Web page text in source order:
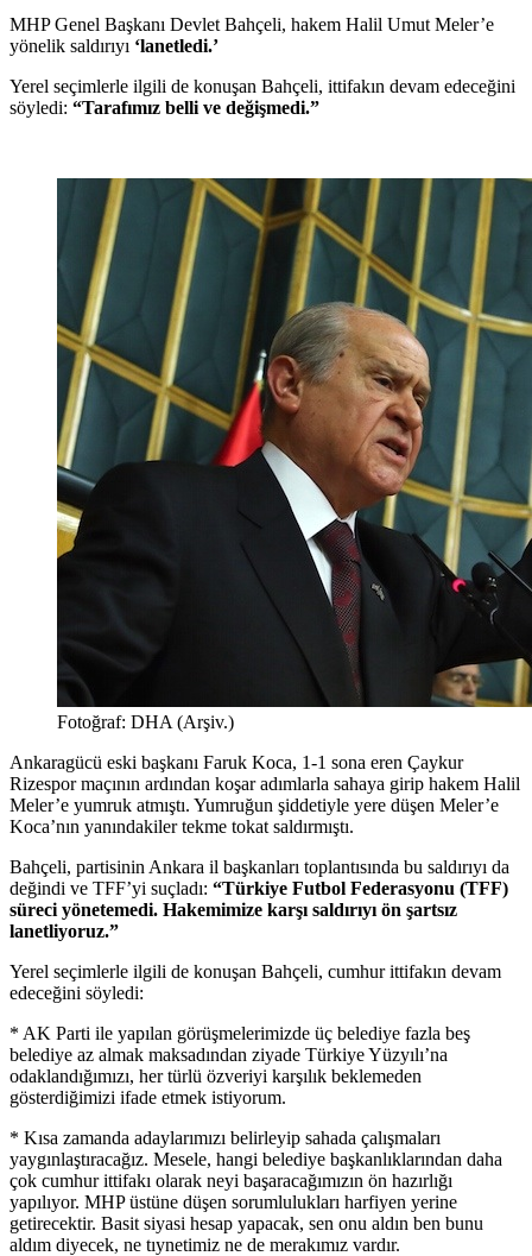
MHP Genel Başkanı Devlet Bahçeli, hakem Halil Umut Meler’e
yönelik saldırıyı ‘lanetledi.’
Yerel seçimlerle ilgili de konuşan Bahçeli, ittifakın devam edeceğini
söyledi: “Tarafımız belli ve değişmedi.”
Fotoğraf: DHA (Arşiv.)
Ankaragücü eski başkanı Faruk Koca, 1-1 sona eren Çaykur
Rizespor maçının ardından koşar adımlarla sahaya girip hakem Halil
Meler’e yumruk atmıştı. Yumruğun şiddetiyle yere düşen Meler’e
Koca’nın yanındakiler tekme tokat saldırmıştı.
Bahçeli, partisinin Ankara il başkanları toplantısında bu saldırıyı da
değindi ve TFF’yi suçladı: “Türkiye Futbol Federasyonu (TFF)
süreci yönetemedi. Hakemimize karşı saldırıyı ön şartsız
lanetliyoruz.”
Yerel seçimlerle ilgili de konuşan Bahçeli, cumhur ittifakın devam
edeceğini söyledi:
* AK Parti ile yapılan görüşmelerimizde üç belediye fazla beş
belediye az almak maksadından ziyade Türkiye Yüzyılı’na
odaklandığımızı, her türlü özveriyi karşılık beklemeden
gösterdiğimizi ifade etmek istiyorum.
* Kısa zamanda adaylarımızı belirleyip sahada çalışmaları
yaygınlaştıracağız. Mesele, hangi belediye başkanlıklarından daha
çok cumhur ittifakı olarak neyi başaracağımızın ön hazırlığı
yapılıyor. MHP üstüne düşen sorumlulukları harfiyen yerine
getirecektir. Basit siyasi hesap yapacak, sen onu aldın ben bunu
aldım diyecek, ne tıynetimiz ne de merakımız vardır.